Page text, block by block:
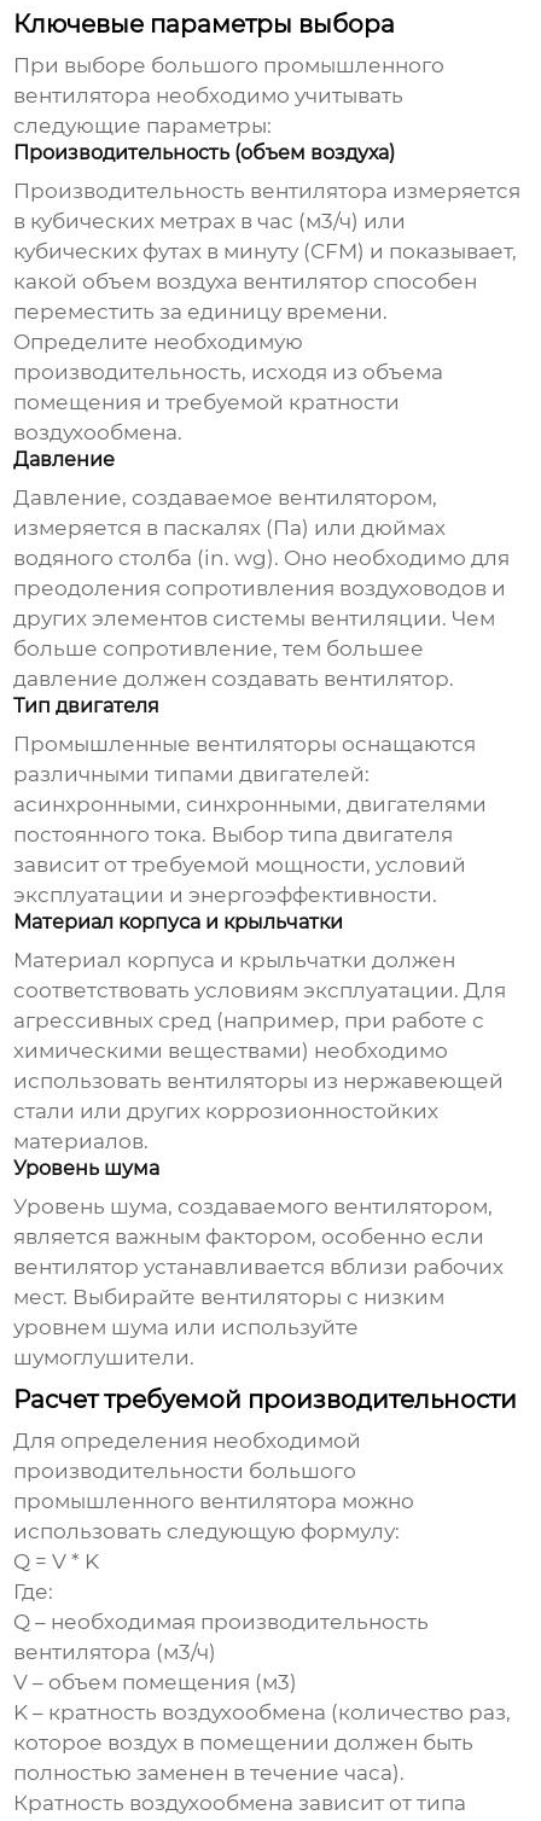
Ключевые параметры выбора
При выборе большого промышленного
вентилятора необходимо учитывать
следующие параметры:
Производительность (объем воздуха)
Производительность вентилятора измеряется
в кубических метрах в час (м3/ч) или
кубических футах в минуту (CFM) и показывает,
какой объем воздуха вентилятор способен
переместить за единицу времени.
Определите необходимую
производительность, исходя из объема
помещения и требуемой кратности
воздухообмена.
Давление
Давление, создаваемое вентилятором,
измеряется в паскалях (Па) или дюймах
водяного столба (in. wg). Оно необходимо для
преодоления сопротивления воздуховодов и
других элементов системы вентиляции. Чем
больше сопротивление, тем большее
давление должен создавать вентилятор.
Тип двигателя
Промышленные вентиляторы оснащаются
различными типами двигателей:
асинхронными, синхронными, двигателями
постоянного тока. Выбор типа двигателя
зависит от требуемой мощности, условий
эксплуатации и энергоэффективности.
Материал корпуса и крыльчатки
Материал корпуса и крыльчатки должен
соответствовать условиям эксплуатации. Для
агрессивных сред (например, при работе с
химическими веществами) необходимо
использовать вентиляторы из нержавеющей
стали или других коррозионностойких
материалов.
Уровень шума
Уровень шума, создаваемого вентилятором,
является важным фактором, особенно если
вентилятор устанавливается вблизи рабочих
мест. Выбирайте вентиляторы с низким
уровнем шума или используйте
шумоглушители.
Расчет требуемой производительности
Для определения необходимой
производительности большого
промышленного вентилятора можно
использовать следующую формулу:
Q = V * K
Где:
Q – необходимая производительность
вентилятора (м3/ч)
V – объем помещения (м3)
K – кратность воздухообмена (количество раз,
которое воздух в помещении должен быть
полностью заменен в течение часа).
Кратность воздухообмена зависит от типа